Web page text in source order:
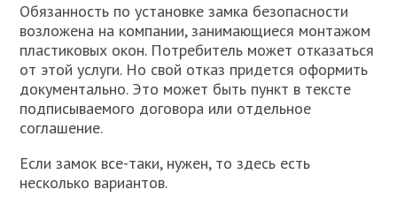
Обязанность по установке замка безопасности
возложена на компании, занимающиеся монтажом
пластиковых окон. Потребитель может отказаться
от этой услуги. Но свой отказ придется оформить
документально. Это может быть пункт в тексте
подписываемого договора или отдельное
соглашение.
Если замок все-таки, нужен, то здесь есть
несколько вариантов.